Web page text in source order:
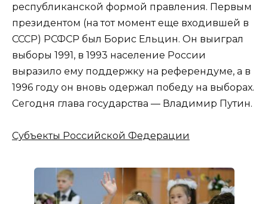
республиканской формой правления. Первым
президентом (на тот момент еще входившей в
СССР) РСФСР был Борис Ельцин. Он выиграл
выборы 1991, в 1993 население России
выразило ему поддержку на референдуме, а в
1996 году он вновь одержал победу на выборах.
Сегодня глава государства — Владимир Путин.
Субъекты Российской Федерации